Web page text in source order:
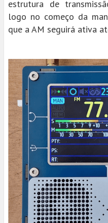
estrutura de
logo no começo da
que a AM seguirá ativa